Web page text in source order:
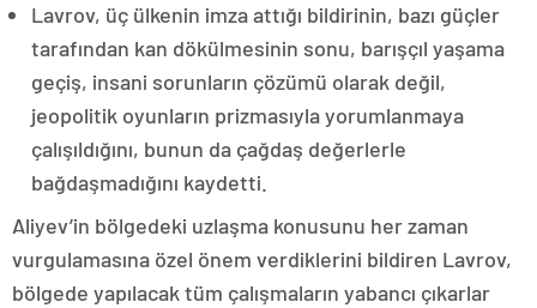
Lavrov, üç ülkenin imza attığı bildirinin, bazı güçler
tarafından kan dökülmesinin sonu, barışçıl yaşama
geçiş, insani sorunların çözümü olarak değil,
jeopolitik oyunların prizmasıyla yorumlanmaya
çalışıldığını, bunun da çağdaş değerlerle
bağdaşmadığını kaydetti.
Aliyev’in bölgedeki uzlaşma konusunu her zaman
vurgulamasına özel önem verdiklerini bildiren Lavrov,
bölgede yapılacak tüm çalışmaların yabancı çıkarlar